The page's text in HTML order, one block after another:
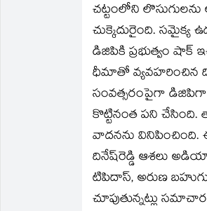
చట్టంలోని
చుక్కెదురైంది. సమైక్య
డిజిపికి ప్రభుత్వం షాక్‌
ధీమాతో వ్యవహరించిన
సంవత్సరంపైగా డిజిపిగా
కొట్టినంత పని చేసింది.
వాదనను వినిపించింది.
దినేష్‌రెడ్డి ఆశలు
టిపిదాస్‌, అరుణ
చూపుతున్నట్లు